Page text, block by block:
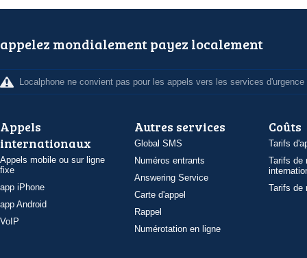
appelez mondialement payez localement
Localphone ne convient pas pour les appels vers les services d'urgence
Appels
internationaux
Appels mobile ou sur ligne
fixe
app iPhone
app Android
VoIP
Autres services
Global SMS
Numéros entrants
Answering Service
Carte d'appel
Rappel
Numérotation en ligne
Coûts
Tarifs
Tarifs de
Tarifs de